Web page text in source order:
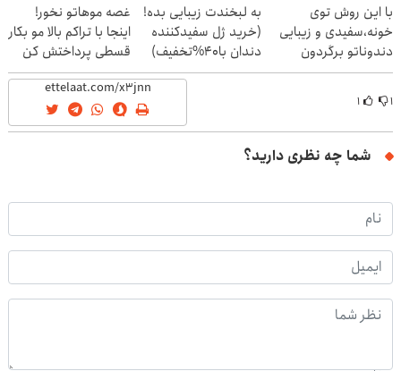
با این روش توی
خونه،سفیدی و زیبایی
دندوناتو برگردون
(40%off)
به لبخندت زیبایی بده!
(خرید ژل سفیدکننده
دندان با40%تخفیف)
غصه موهاتو نخور!
اینجا با تراکم بالا مو بکار
قسطی پرداختش کن
۱ ۱
شما چه نظری دارید؟